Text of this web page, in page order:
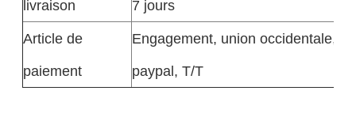
livraison
7 jours
Article de
paiement
Engagement, union occidentale,
paypal, T/T